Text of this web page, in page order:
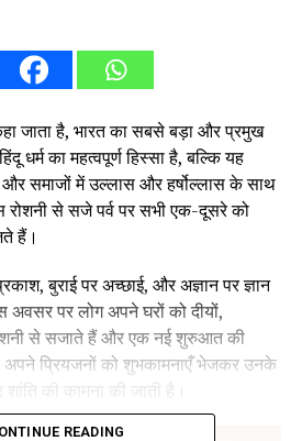
जाता है, भारत का सबसे बड़ा और प्रमुख
धर्म का महत्वपूर्ण हिस्सा है, बल्कि यह
समाजों में उल्लास और हर्षोल्लास के साथ
रोशनी से सजे पर्व पर सभी एक-दूसरे को
हैं।
बुराई पर अच्छाई, और अज्ञान पर ज्ञान
पर लोग अपने घरों को दीयों,
से सजाते हैं और एक नई शुरुआत की
अपने प्रियजनों को शुभकामनाएँ भेजकर उनके
की कामना की जाती है।
READING